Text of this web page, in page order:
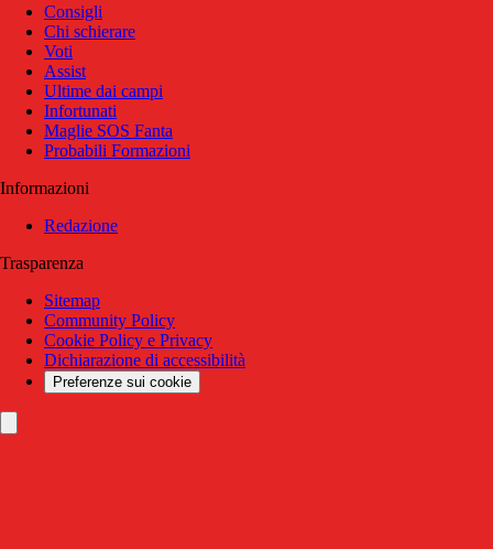
Consigli
Chi schierare
Voti
Assist
Ultime dai campi
Infortunati
Maglie SOS Fanta
Probabili Formazioni
Informazioni
Redazione
Trasparenza
Sitemap
Community Policy
Cookie Policy e Privacy
Dichiarazione di accessibilità
Preferenze sui cookie